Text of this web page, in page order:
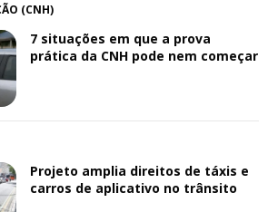
(CNH)
7 situações em que a prova
prática da CNH pode nem começar
Projeto amplia direitos de táxis e
carros de aplicativo no trânsito